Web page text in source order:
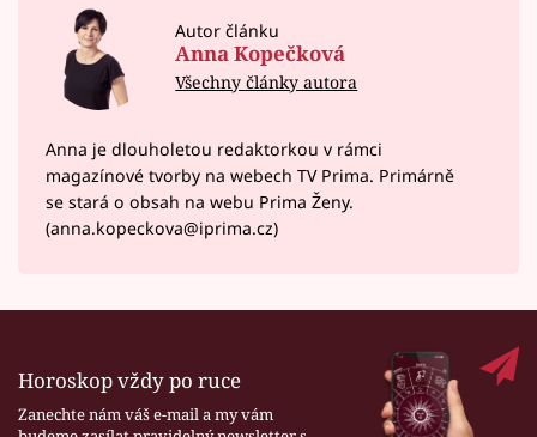
Autor článku
Anna Kopečková
Všechny články autora
Anna je dlouholetou redaktorkou v rámci
magazínové tvorby na webech TV Prima. Primárně
se stará o obsah na webu Prima Ženy.
(anna.kopeckova@iprima.cz)
Horoskop vždy po ruce
Zanechte nám váš e-mail a my vám